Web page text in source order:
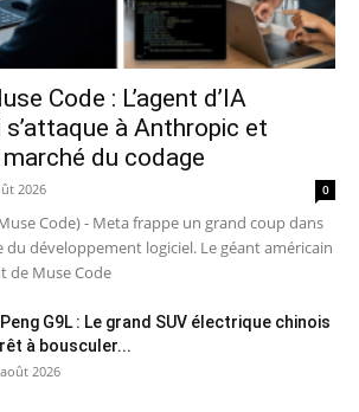
Code : L’agent d’IA
à Anthropic et
du codage
2026 0
Code) - Meta frappe un grand coup dans
du développement logiciel. Le géant américain
de Muse Code
G9L : Le grand SUV électrique chinois
à bousculer...
2026